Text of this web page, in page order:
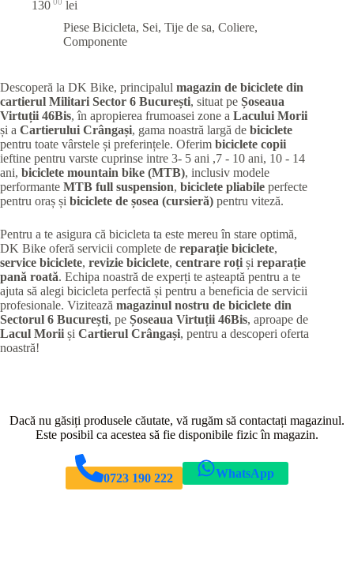
130
lei
Piese Bicicleta, Sei, Tije de sa, Coliere,
Componente
Descoperă la DK Bike, principalul magazin de biciclete din
cartierul Militari Sector 6 București, situat pe Șoseaua
Virtuții 46Bis, în apropierea frumoasei zone a Lacului Morii
și a Cartierului Crângași, gama noastră largă de biciclete
pentru toate vârstele și preferințele. Oferim biciclete copii
ieftine pentru varste cuprinse intre 3- 5 ani ,7 - 10 ani, 10 - 14
ani, biciclete mountain bike (MTB), inclusiv modele
performante MTB full suspension, biciclete pliabile perfecte
pentru oraș și biciclete de șosea (cursieră) pentru viteză.
Pentru a te asigura că bicicleta ta este mereu în stare optimă,
DK Bike oferă servicii complete de reparație biciclete,
service biciclete, revizie biciclete, centrare roți și reparație
pană roată. Echipa noastră de experți te așteaptă pentru a te
ajuta să alegi bicicleta perfectă și pentru a beneficia de servicii
profesionale. Vizitează magazinul nostru de biciclete din
Sectorul 6 București, pe Șoseaua Virtuții 46Bis, aproape de
Lacul Morii și Cartierul Crângași, pentru a descoperi oferta
noastră!
Dacă nu găsiți produsele căutate, vă rugăm să contactați magazinul.
Este posibil ca acestea să fie disponibile fizic în magazin.
0723 190 222 WhatsApp